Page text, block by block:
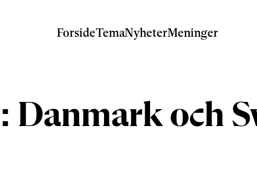
ForsideTemaNyheterMeninger
Danmark och